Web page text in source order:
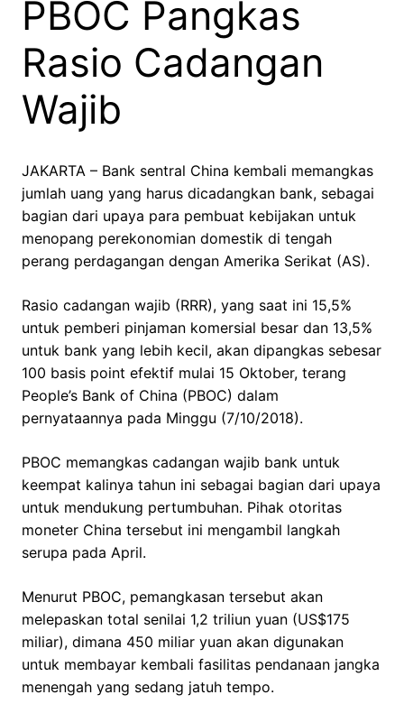
PBOC Pangkas
Rasio Cadangan
Wajib
JAKARTA – Bank sentral China kembali memangkas
jumlah uang yang harus dicadangkan bank, sebagai
bagian dari upaya para pembuat kebijakan untuk
menopang perekonomian domestik di tengah
perang perdagangan dengan Amerika Serikat (AS).
Rasio cadangan wajib (RRR), yang saat ini 15,5%
untuk pemberi pinjaman komersial besar dan 13,5%
untuk bank yang lebih kecil, akan dipangkas sebesar
100 basis point efektif mulai 15 Oktober, terang
People’s Bank of China (PBOC) dalam
pernyataannya pada Minggu (7/10/2018).
PBOC memangkas cadangan wajib bank untuk
keempat kalinya tahun ini sebagai bagian dari upaya
untuk mendukung pertumbuhan. Pihak otoritas
moneter China tersebut ini mengambil langkah
serupa pada April.
Menurut PBOC, pemangkasan tersebut akan
melepaskan total senilai 1,2 triliun yuan (US$175
miliar), dimana 450 miliar yuan akan digunakan
untuk membayar kembali fasilitas pendanaan jangka
menengah yang sedang jatuh tempo.